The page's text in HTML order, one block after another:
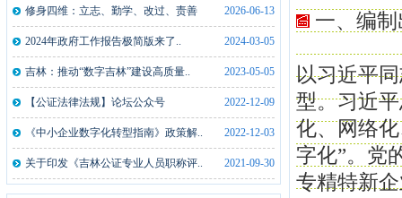
修身四维：立志、勤学、改过、责善 2026-06-13
2024年政府工作报告极简版来了.. 2024-03-05
吉林：推动“数字吉林”建设高质量.. 2023-05-05
【公证法律法规】论坛公众号 2022-12-09
《中小企业数字化转型指南》政策解.. 2022-12-03
关于印发《吉林公证专业人员职称评.. 2021-09-30
一、编
以习近平
型。习近
化、网络
字化”。党
专精特新